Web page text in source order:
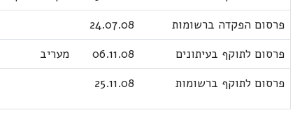
פרסום הפקדה ברשומות
24.07.08
פרסום לתוקף בעיתונים
06.11.08
מעריב
פרסום לתוקף ברשומות
25.11.08